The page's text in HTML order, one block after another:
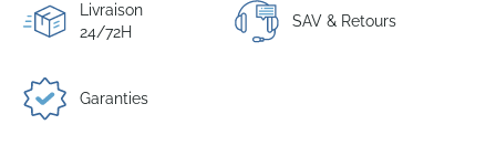
Livraison
24/72H
SAV & Retours
Garanties